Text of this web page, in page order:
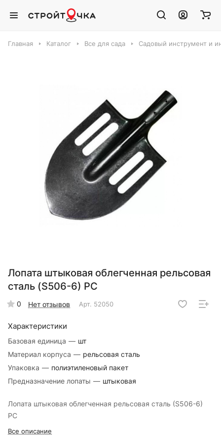
Главная Каталог Все для сада Садовый инструмент и
Лопата штыковая облегченная рельсовая
сталь (S506-6) РС
0 Нет отзывов Арт. 52050
Характеристики
Базовая единица — шт
Материал корпуса — рельсовая сталь
Упаковка — полиэтиленовый пакет
Предназначение лопаты — штыковая
Лопата штыковая облегченная рельсовая сталь (S506-6)
РС
Все описание